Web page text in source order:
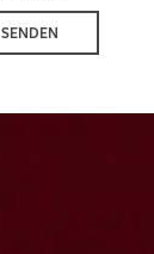
SENDEN